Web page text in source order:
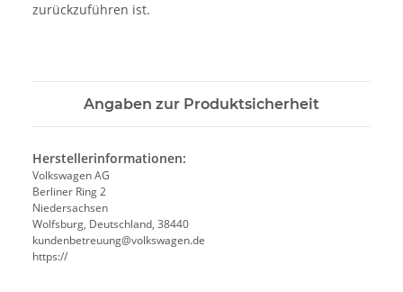
zurückzuführen ist.
Angaben zur Produktsicherheit
Herstellerinformationen:
Volkswagen AG
Berliner Ring 2
Niedersachsen
Wolfsburg, Deutschland, 38440
kundenbetreuung@volkswagen.de
https://